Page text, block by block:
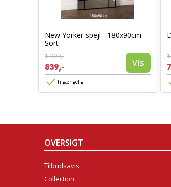
New Yorker spejl - 180x90cm -
Sort
1.399,-
839,- Vis
Tilgængelig
OVERSIGT
Tilbudsavis
Collection